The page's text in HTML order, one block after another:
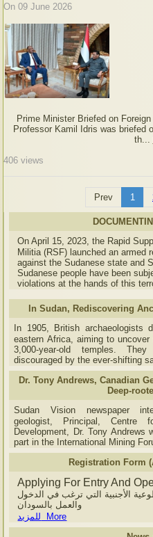
On 09 June 2026
Prime Minister Briefed on
Professor Kamil Idris was briefed
th...
406 views
Prev 1
On April 15, 2023, the Rapid
Militia (RSF) launched an armed
against the Sudanese state and
Sudanese people have been
violations at the hands of this
In Sudan, Rediscovering
In 1905, British archaeologists
eastern Africa, aiming to
3,000-year-old temples.
discouraged by the ever-shifting
Dr. Tony Andrews, Canadian
Deep-
Sudan Vision newspaper
geologist, Principal, Centre
Development, Dr. Tony Andrews
part in the International Mining
Registration Form
Applying For Entry And
الأجنبية التي ترغب في الدخول
والعمل بالسودان
للمزيد More